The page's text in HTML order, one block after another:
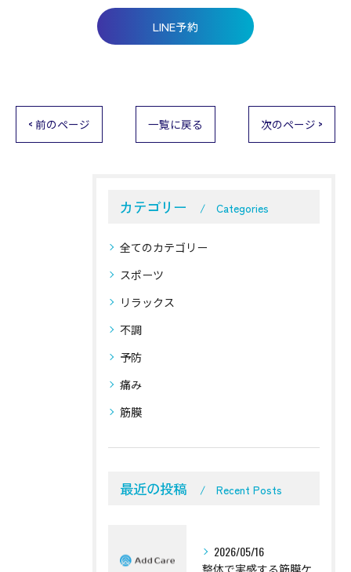
LINE予約
< 前のページ 一覧に戻る 次のページ >
カテゴリー Categories
全てのカテゴリー
スポーツ
リラックス
不調
予防
痛み
筋膜
最近の投稿 Recent Posts
2026/05/16